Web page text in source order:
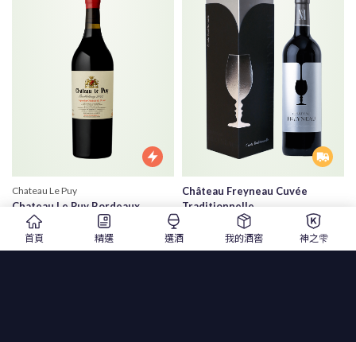
Chateau Le Puy
Chateau Le Puy Bordeaux
Barthelemy
樂譜酒莊 巴特美紅酒
Château Freyneau Cuvée
Traditionnelle
法國菲諾堡紅葡萄酒 銀標精裝限定
版
2018 |750ml |紅酒
首頁 精選 選酒 我的酒窖 神之雫